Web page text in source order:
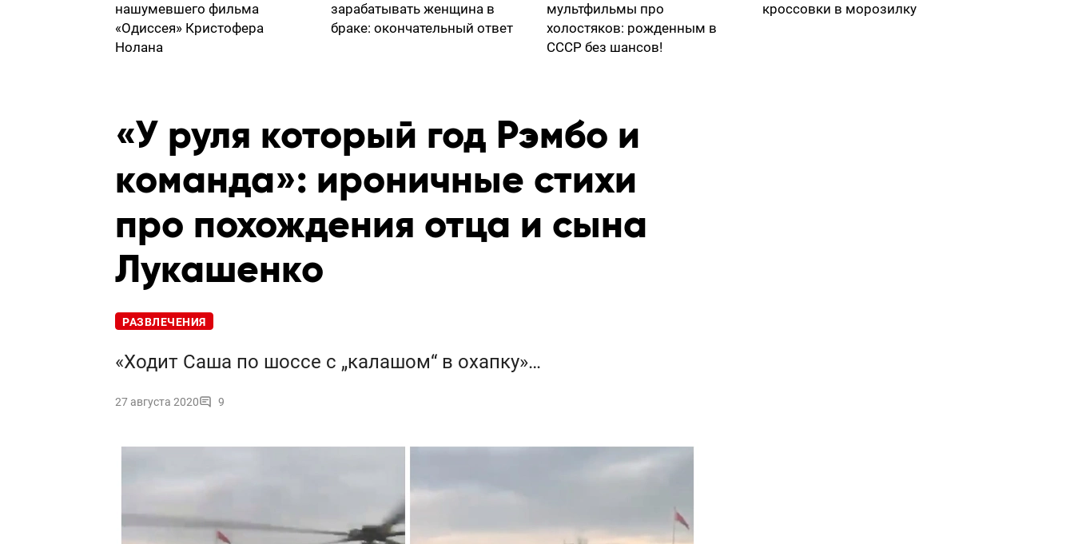
нашумевшего фильма
«Одиссея» Кристофера
Нолана
зарабатывать женщина в
браке: окончательный ответ
мультфильмы про
холостяков: рожденным в
СССР без шансов!
кроссовки в морозилку
«У руля который год Рэмбо и
команда»: ироничные стихи
про похождения отца и сына
Лукашенко
РАЗВЛЕЧЕНИЯ
«Ходит Саша по шоссе с „калашом“ в охапку»…
27 августа 2020 9